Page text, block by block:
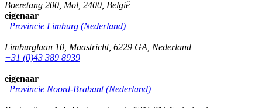
Boeretang 200 Mol 2400 België
eigenaar
Provincie Limburg (Nederland)
Limburglaan 10 Maastricht, 6229 GA Nederland
+31 (0)43 389 8939
eigenaar
Provincie Noord-Brabant (Nederland)